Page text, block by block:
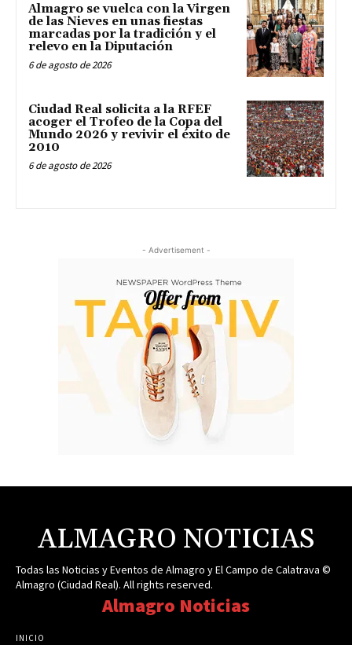
Almagro se vuelca con la Virgen
de las Nieves en unas fiestas
marcadas por la tradición y el
relevo en la Diputación
6 de agosto de 2026
Ciudad Real solicita a la RFEF
acoger el Trofeo de la Copa del
Mundo 2026 y revivir el éxito de
2010
6 de agosto de 2026
- Advertisement -
ALMAGRO NOTICIAS
Todas las Noticias y Eventos de Almagro y El Campo de Calatrava ©
Almagro (Ciudad Real). All rights reserved.
Almagro Noticias
INICIO